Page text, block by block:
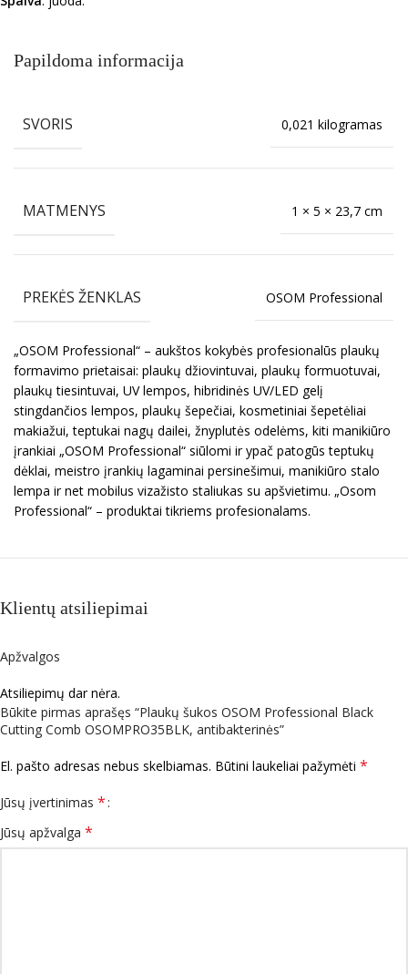
Papildoma informacija
SVORIS 0,021 kilogramas
MATMENYS 1 × 5 × 23,7 cm
PREKĖS ŽENKLAS OSOM Professional
„OSOM Professional“ – aukštos kokybės profesionalūs plaukų
formavimo prietaisai: plaukų džiovintuvai, plaukų formuotuvai,
plaukų tiesintuvai, UV lempos, hibridinės UV/LED gelį
stingdančios lempos, plaukų šepečiai, kosmetiniai šepetėliai
makiažui, teptukai nagų dailei, žnyplutės odelėms, kiti manikiūro
įrankiai „OSOM Professional“ siūlomi ir ypač patogūs teptukų
dėklai, meistro įrankių lagaminai persinešimui, manikiūro stalo
lempa ir net mobilus vizažisto staliukas su apšvietimu. „Osom
Professional“ – produktai tikriems profesionalams.
Klientų atsiliepimai
Apžvalgos
Atsiliepimų dar nėra.
Būkite pirmas aprašęs “Plaukų šukos OSOM Professional Black
Cutting Comb OSOMPRO35BLK, antibakterinės”
El. pašto adresas nebus skelbiamas. Būtini laukeliai pažymėti *
Jūsų įvertinimas *
Jūsų apžvalga *